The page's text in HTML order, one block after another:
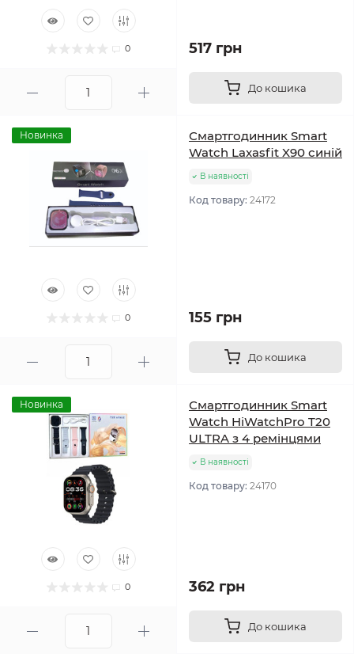
0 517 грн
До кошика
Новинка
0
Смартгодинник Smart
Watch Laxasfit X90 синій
В наявності
Код товару: 24172
155 грн
До кошика
Новинка
0
Смартгодинник Smart
Watch HiWatchPro T20
ULTRA з 4 ремінцями
В наявності
Код товару: 24170
362 грн
До кошика